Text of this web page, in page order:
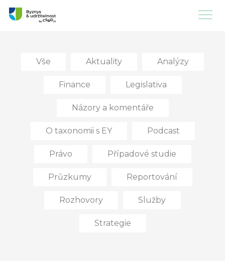
Vše Aktuality Analýzy
Finance Legislativa
Názory a komentáře
O taxonomii s EY Podcast
Právo Případové studie
Průzkumy Reportování
Rozhovory Služby
Strategie